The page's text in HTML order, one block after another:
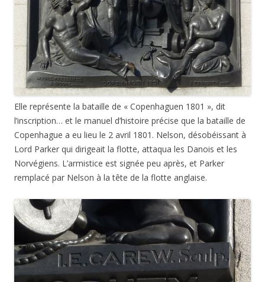
Elle représente la bataille de « Copenhaguen 1801 », dit
l’inscription… et le manuel d’histoire précise que la bataille de
Copenhague a eu lieu le 2 avril 1801. Nelson, désobéissant à
Lord Parker qui dirigeait la flotte, attaqua les Danois et les
Norvégiens. L’armistice est signée peu après, et Parker
remplacé par Nelson à la tête de la flotte anglaise.